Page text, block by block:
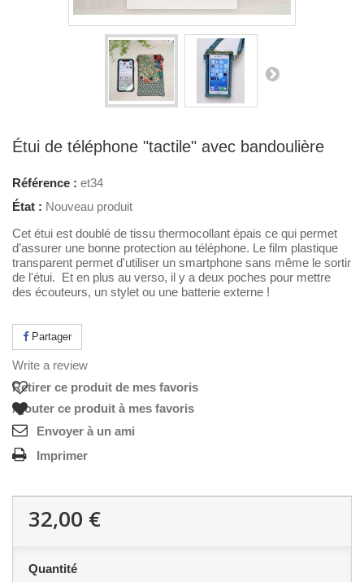
Étui de téléphone "tactile" avec bandoulière
Référence : et34
État : Nouveau produit
Cet étui est doublé de tissu thermocollant épais ce qui permet
d’assurer une bonne protection au téléphone. Le film plastique
transparent permet d'utiliser un smartphone sans même le sortir
de l'étui. Et en plus au verso, il y a deux poches pour mettre
des écouteurs, un stylet ou une batterie externe !
Partager
Write a review
Retirer ce produit de mes favoris
Ajouter ce produit à mes favoris
Envoyer à un ami
Imprimer
32,00 €
Quantité